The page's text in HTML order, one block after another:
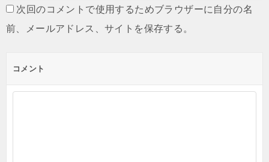
次回のコメントで使用するためブラウザーに自分の名
前、メールアドレス、サイトを保存する。
コメント